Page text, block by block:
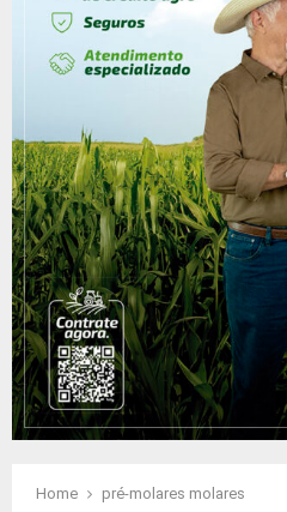
Home pré-molares molares